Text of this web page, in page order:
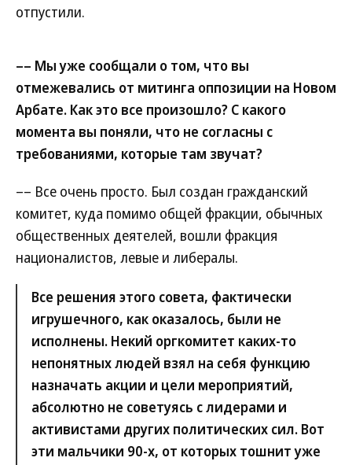
отпустили.
–– Мы уже сообщали о том, что вы
отмежевались от митинга оппозиции на Новом
Арбате. Как это все произошло? С какого
момента вы поняли, что не согласны с
требованиями, которые там звучат?
–– Все очень просто. Был создан гражданский
комитет, куда помимо общей фракции, обычных
общественных деятелей, вошли фракция
националистов, левые и либералы.
Все решения этого совета, фактически
игрушечного, как оказалось, были не
исполнены. Некий оргкомитет каких-то
непонятных людей взял на себя функцию
назначать акции и цели мероприятий,
абсолютно не советуясь с лидерами и
активистами других политических сил. Вот
эти мальчики 90-х, от которых тошнит уже